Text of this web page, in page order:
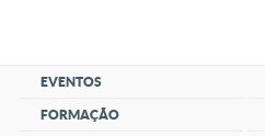
EVENTOS
FORMAÇÃO